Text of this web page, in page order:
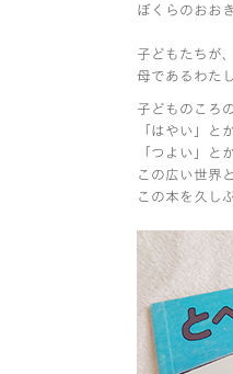
ぼくらのおお
子どもたちが
母であるわた
子どものころ
「はやい」と
「つよい」と
この広い世界
この本を久し